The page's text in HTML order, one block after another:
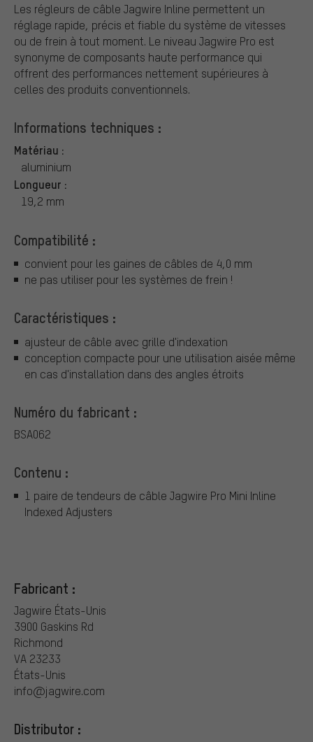
Les régleurs de câble Jagwire Inline permettent un
réglage rapide, précis et fiable du système de vitesses
ou de frein à tout moment. Le niveau Jagwire Pro est
synonyme de composants haute performance qui
offrent des performances nettement supérieures à
celles des produits conventionnels.
Informations techniques :
Matériau :
aluminium
Longueur :
19,2 mm
Compatibilité :
convient pour les gaines de câbles de 4,0 mm
ne pas utiliser pour les systèmes de frein !
Caractéristiques :
ajusteur de câble avec grille d'indexation
conception compacte pour une utilisation aisée même
en cas d'installation dans des angles étroits
Numéro du fabricant :
BSA062
Contenu :
1 paire de tendeurs de câble Jagwire Pro Mini Inline
Indexed Adjusters
Fabricant :
Jagwire États-Unis
3900 Gaskins Rd
Richmond
VA 23233
États-Unis
info@jagwire.com
Distributor :